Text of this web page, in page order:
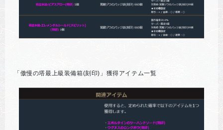
「傲慢の塔最上級装備箱(刻印)」獲得アイテム一覧